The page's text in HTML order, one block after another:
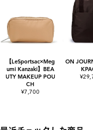
【LeSportsac×Meg
umi Kanzaki】BEA
UTY MAKEUP POU
CH
¥7,700
ON